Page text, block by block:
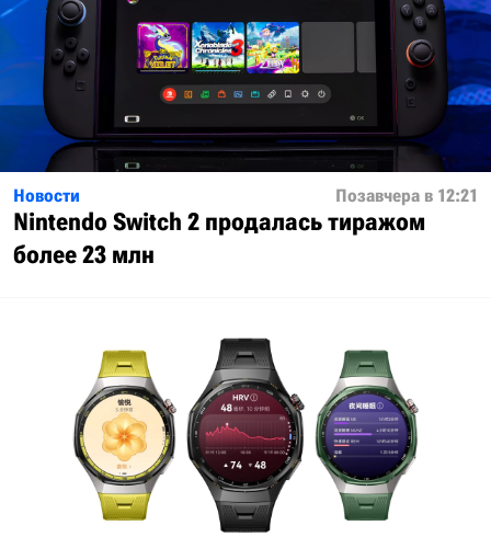
Новости Позавчера в 12:21
Nintendo Switch 2 продалась тиражом
более 23 млн